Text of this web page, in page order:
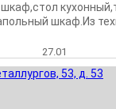
шкаф.Из
27.01